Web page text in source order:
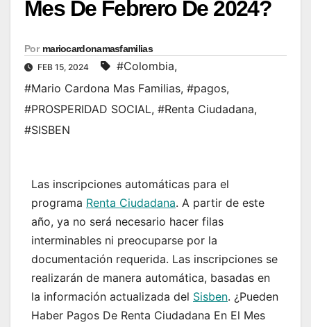
Mes De Febrero De 2024?
Por mariocardonamasfamilias
FEB 15, 2024 #Colombia,
#Mario Cardona Mas Familias, #pagos,
#PROSPERIDAD SOCIAL, #Renta Ciudadana,
#SISBEN
Las inscripciones automáticas para el
programa Renta Ciudadana. A partir de este
año, ya no será necesario hacer filas
interminables ni preocuparse por la
documentación requerida. Las inscripciones se
realizarán de manera automática, basadas en
la información actualizada del Sisben. ¿Pueden
Haber Pagos De Renta Ciudadana En El Mes